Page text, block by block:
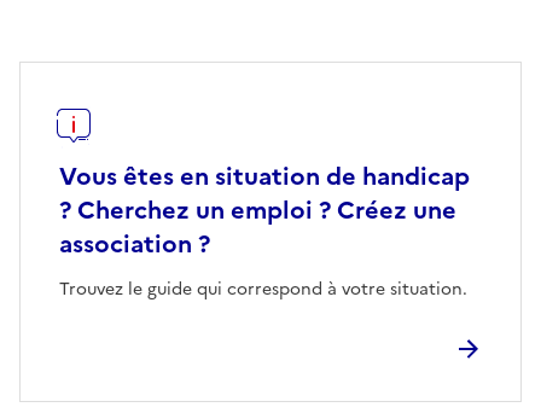
Vous êtes en situation de handicap
? Cherchez un emploi ? Créez une
association ?
Trouvez le guide qui correspond à votre situation.